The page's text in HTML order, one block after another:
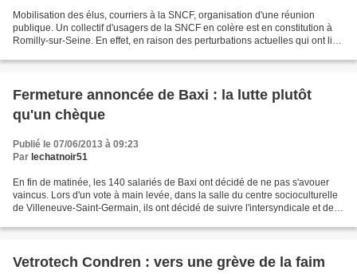
Mobilisation des élus, courriers à la SNCF, organisation d'une réunion
publique. Un collectif d'usagers de la SNCF en colère est en constitution à
Romilly-sur-Seine. En effet, en raison des perturbations actuelles qui ont lieu
Fermeture annoncée de Baxi : la lutte plutôt
qu'un chèque
Publié le 07/06/2013 à 09:23
Par lechatnoir51
En fin de matinée, les 140 salariés de Baxi ont décidé de ne pas s'avouer
vaincus. Lors d'un vote à main levée, dans la salle du centre socioculturelle
de Villeneuve-Saint-Germain, ils ont décidé de suivre l'intersyndicale et de
Vetrotech Condren : vers une grève de la faim